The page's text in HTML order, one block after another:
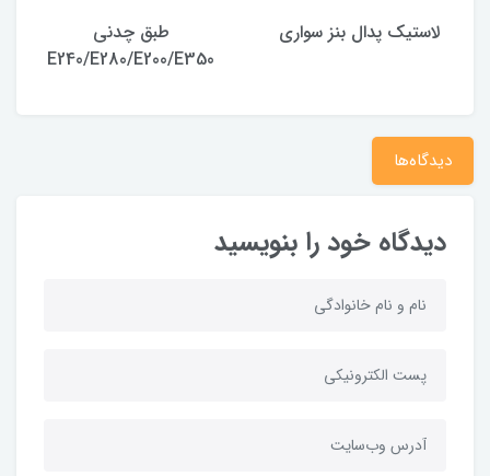
لاستیک پدال بنز سواری
طبق چدنی
E240/E280/E200/E350
دیدگاه‌ها
دیدگاه خود را بنویسید